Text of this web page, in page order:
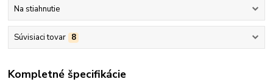
Na stiahnutie
Súvisiaci tovar 8
Kompletné špecifikácie